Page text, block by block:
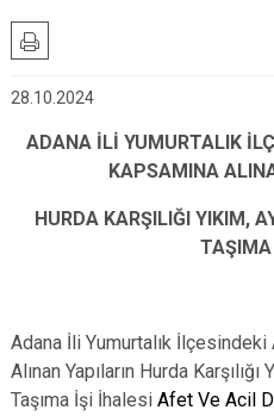
28.10.2024
ADANA İLİ YUMURTALIK
KAPSAMINA
HURDA KARŞILIĞI YIKIM,
Adana İli Yumurtalık İlçesindeki
Alınan Yapıların Hurda
Taşıma İşi İhalesi Afet Ve Acil